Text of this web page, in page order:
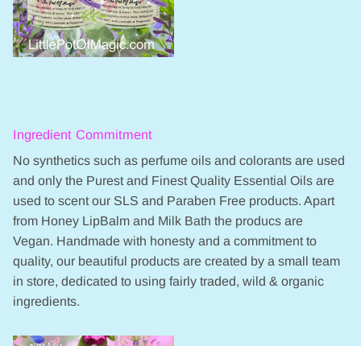
Ingredient Commitment
No synthetics such as perfume oils and colorants are used
and only the Purest and Finest Quality Essential Oils are
used to scent our SLS and Paraben Free products. Apart
from Honey LipBalm and Milk Bath the producs are
Vegan. Handmade with honesty and a commitment to
quality, our beautiful products are created by a small team
in store, dedicated to using fairly traded, wild & organic
ingredients.